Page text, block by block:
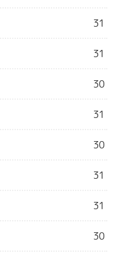
31
31
30
31
30
31
31
30